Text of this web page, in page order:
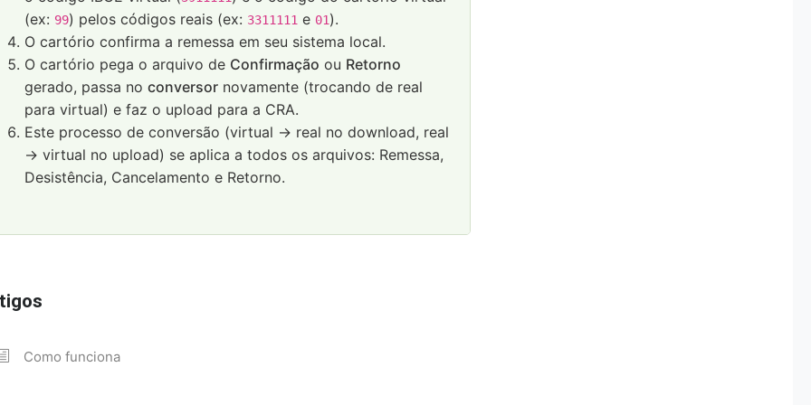
(ex: 99) pelos códigos reais (ex: 3311111 e 01).
O cartório confirma a remessa em seu sistema local.
O cartório pega o arquivo de Confirmação ou Retorno
gerado, passa noconversor novamente (trocando de real
para virtual) e faz o upload para a CRA.
Este processo de conversão (virtual -> real no download, real
-> virtual no upload) se aplica a todos os arquivos: Remessa,
Desistência, Cancelamento e Retorno.
Como funciona